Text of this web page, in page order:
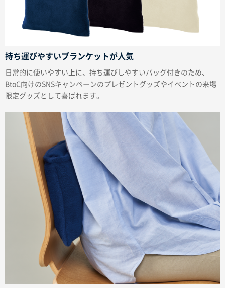
持ち運びやすいブランケットが人気
日常的に使いやすい上に、持ち運びしやすいバッグ付きのため、
BtoC向けのSNSキャンペーンのプレゼントグッズやイベントの来場
限定グッズとして喜ばれます。